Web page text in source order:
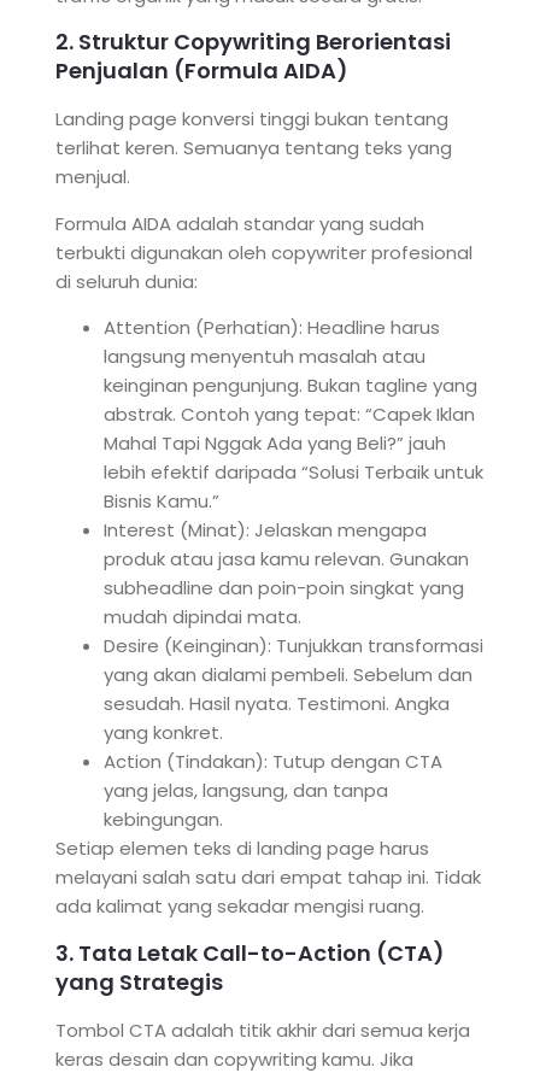
2. Struktur Copywriting Berorientasi
Penjualan (Formula AIDA)
Landing page konversi tinggi bukan tentang
terlihat keren. Semuanya tentang teks yang
menjual.
Formula AIDA adalah standar yang sudah
terbukti digunakan oleh copywriter profesional
di seluruh dunia:
Attention (Perhatian): Headline harus
langsung menyentuh masalah atau
keinginan pengunjung. Bukan tagline yang
abstrak. Contoh yang tepat: “Capek Iklan
Mahal Tapi Nggak Ada yang Beli?” jauh
lebih efektif daripada “Solusi Terbaik untuk
Bisnis Kamu.”
Interest (Minat): Jelaskan mengapa
produk atau jasa kamu relevan. Gunakan
subheadline dan poin-poin singkat yang
mudah dipindai mata.
Desire (Keinginan): Tunjukkan transformasi
yang akan dialami pembeli. Sebelum dan
sesudah. Hasil nyata. Testimoni. Angka
yang konkret.
Action (Tindakan): Tutup dengan CTA
yang jelas, langsung, dan tanpa
kebingungan.
Setiap elemen teks di landing page harus
melayani salah satu dari empat tahap ini. Tidak
ada kalimat yang sekadar mengisi ruang.
3. Tata Letak Call-to-Action (CTA)
yang Strategis
Tombol CTA adalah titik akhir dari semua kerja
keras desain dan copywriting kamu. Jika